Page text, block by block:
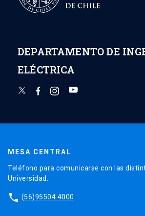
DEPARTAMENTO DE
ELÉCTRICA
MESA CENTRAL
Teléfono para comunicarse con las
Universidad.
phone (56)95504 4000